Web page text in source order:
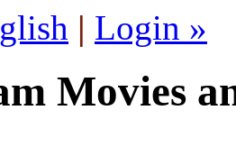
| Login »
Movies